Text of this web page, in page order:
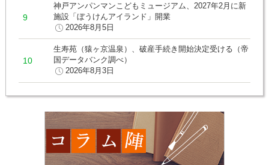
神戸アンパンマンこどもミュージアム、2027年2月に新
施設「ぼうけんアイランド」開業
2026年8月5日
生寿苑（猿ヶ京温泉）、破産手続き開始決定受ける（帝
国データバンク調べ）
2026年8月3日